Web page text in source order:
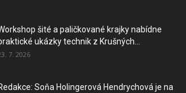
šité a paličkované krajky nabídne
ukázky technik z Krušných...
7. 2026
Soňa Holingerová Hendrychová je na